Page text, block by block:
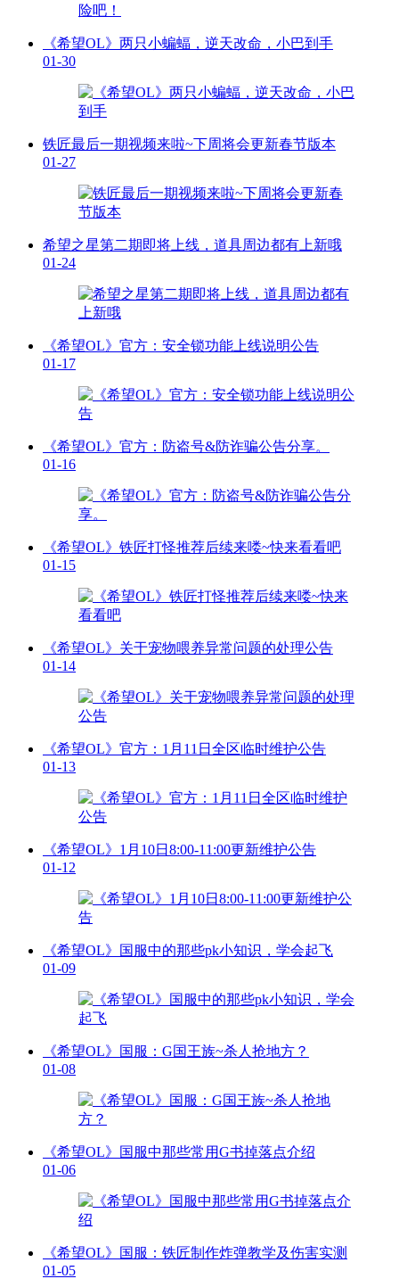
《希望OL》两只小蝙蝠，逆天改命，小巴到手
01-30
铁匠最后一期视频来啦~下周将会更新春节版本
01-27
希望之星第二期即将上线，道具周边都有上新哦
01-24
《希望OL》官方：安全锁功能上线说明公告
01-17
《希望OL》官方：防盗号&防诈骗公告分享。
01-16
《希望OL》铁匠打怪推荐后续来喽~快来看看吧
01-15
《希望OL》关于宠物喂养异常问题的处理公告
01-14
《希望OL》官方：1月11日全区临时维护公告
01-13
《希望OL》1月10日8:00-11:00更新维护公告
01-12
《希望OL》国服中的那些pk小知识，学会起飞
01-09
《希望OL》国服：G国王族~杀人抢地方？
01-08
《希望OL》国服中那些常用G书掉落点介绍
01-06
《希望OL》国服：铁匠制作炸弹教学及伤害实测
01-05